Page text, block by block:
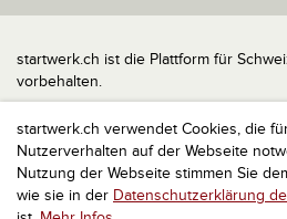
startwerk.ch verwendet Cookies, die
Nutzerverhalten auf der Webseite
Nutzung der Webseite stimmen Sie
wie sie in der Datenschutzerklärung
startwerk.ch ist die Plattform für
vorbehalten.
Impressum
Kontakt
nach oben